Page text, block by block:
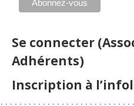
Se connecter
Adhérents)
Inscription à